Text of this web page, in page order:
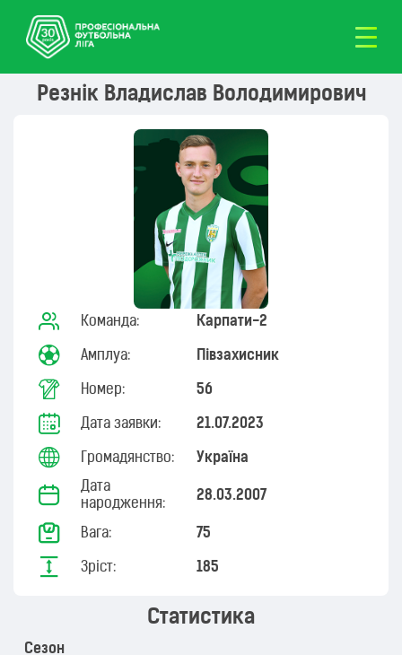
Резнік Владислав Володимирович
Команда: Карпати-2
Амплуа: Півзахисник
Номер: 56
Дата заявки: 21.07.2023
Громадянство: Україна
Дата
народження:
28.03.2007
Вага: 75
Зріст: 185
Статистика
Сезон